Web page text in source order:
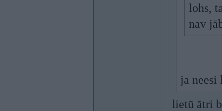
lohs,
nav
ja neesi
lietū ātri